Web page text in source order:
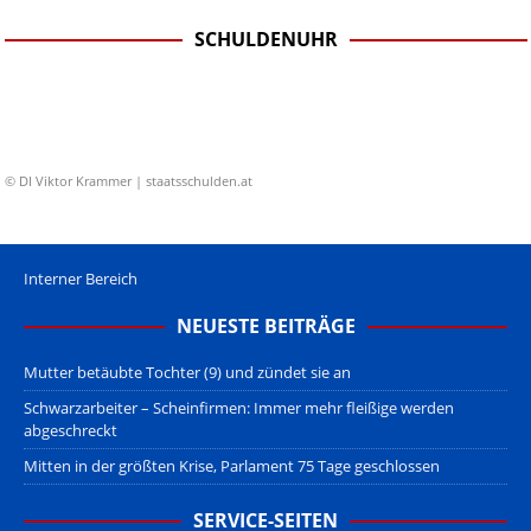
SCHULDENUHR
© DI Viktor Krammer | staatsschulden.at
Interner Bereich
NEUESTE BEITRÄGE
Mutter betäubte Tochter (9) und zündet sie an
Schwarzarbeiter – Scheinfirmen: Immer mehr fleißige werden
abgeschreckt
Mitten in der größten Krise, Parlament 75 Tage geschlossen
SERVICE-SEITEN